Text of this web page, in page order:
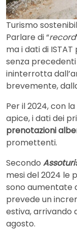
Turismo
Parlare di “record
ma i dati di
senza
ininterrotta
brevemente,
Per il 2024, con
apice, i dati dei
prenotazioni
promettenti.
Secondo
mesi del 2024 le
sono aumentate
prevede un
estiva, arrivando
agosto.